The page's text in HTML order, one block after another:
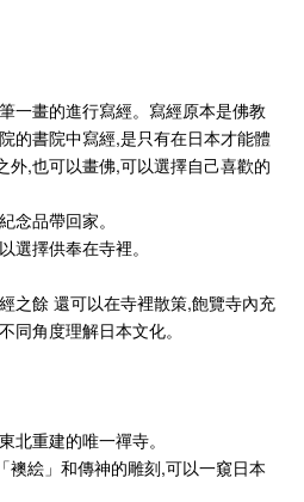
一畫的進行寫經。寫經原本是佛教
的書院中寫經,是只有在日本才能體
外,也可以畫佛,可以選擇自己喜歡的
念品帶回家。
選擇供奉在寺裡。
之餘 還可以在寺裡散策,飽覽寺內充
同角度理解日本文化。
北重建的唯一禪寺。
襖絵」和傳神的雕刻,可以一窺日本